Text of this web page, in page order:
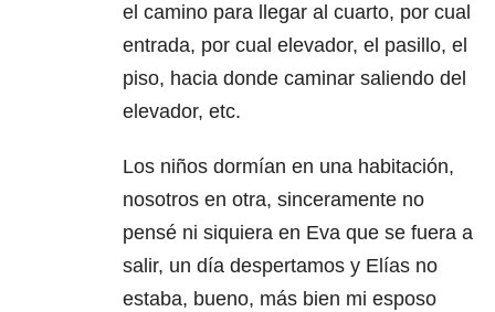
el camino para llegar al cuarto, por cual
entrada, por cual elevador, el pasillo, el
piso, hacia donde caminar saliendo del
elevador, etc.
Los niños dormían en una habitación,
nosotros en otra, sinceramente no
pensé ni siquiera en Eva que se fuera a
salir, un día despertamos y Elías no
estaba, bueno, más bien mi esposo